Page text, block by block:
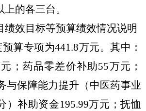
的各三台。
绩效目标等预算绩效情况说明
算专项为441.8万元。其中：
；药品零差价补助55万元；
与保障能力提升（中医药事业
）补助资金195.99万元；抚恤